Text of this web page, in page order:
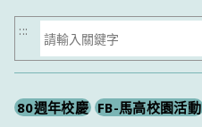
搜
尋
:::
80週年校慶 FB-馬高校園活動